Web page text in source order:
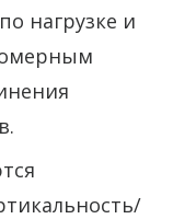
нагрузке и